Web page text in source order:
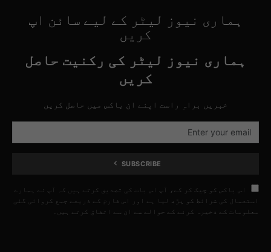
ہماری نیوز لیٹر کے لیے سائن اپ
کریں
ہماری نیوز لیٹر کی رکنیت حاصل
کریں
خبریں براہِ راست اپنے ان باکس میں حاصل کریں
SUBSCRIBE
اس باکس کو چیک کر کے، آپ اس بات کی تصدیق کرتے ہیں کہ آپ نے ہمارے
استعمال کی شرائط کو پڑھ لیا ہے اور اس فارم کے ذریعے جمع کروائی گئی
معلومات کے ذخیرہ کرنے کے حوالے سے ان سے اتفاق کرتے ہیں۔